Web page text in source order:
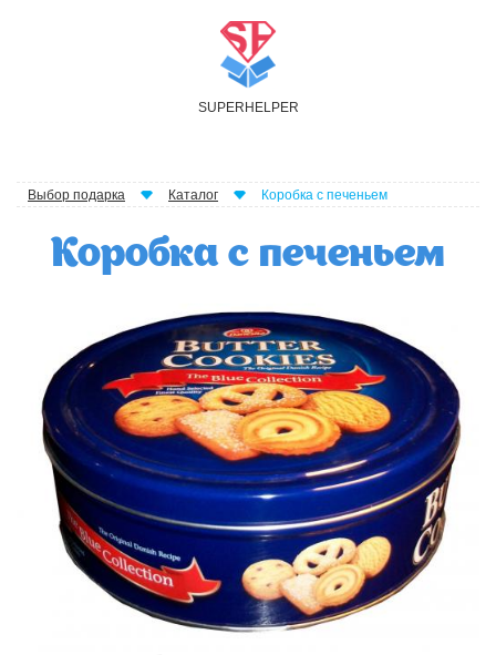
SUPER H ELPER
Выбор подарка Каталог Коробка с печеньем
Коробка с печеньем